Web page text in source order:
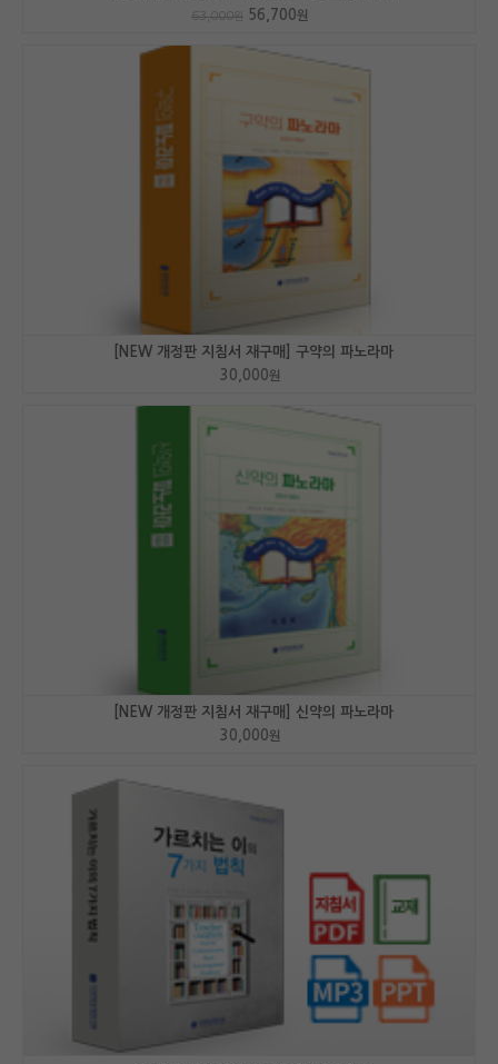
63,000원 56,700원
[NEW 개정판 지침서 재구매] 구약의 파노라마
30,000원
[NEW 개정판 지침서 재구매] 신약의 파노라마
30,000원